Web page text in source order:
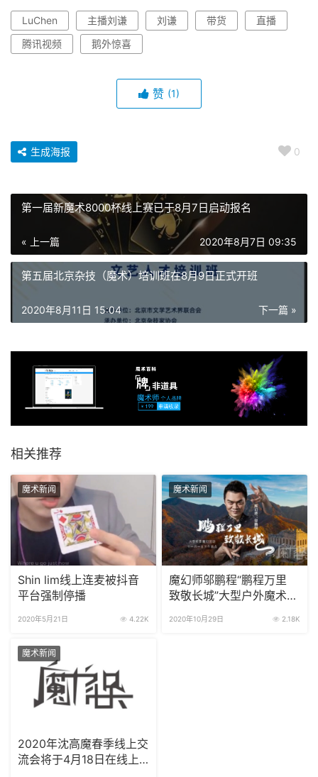
LuChen 主播刘谦 刘谦 带货
直播
腾讯视频
鹅外惊喜
赞 (1)
0
生成海报
第一届新魔术8000杯线上赛已于8月7日启动报名
« 上一篇 2020年8月7日 09:35
第五届北京杂技（魔术）培训班在8月9日正式开班
下一篇 »
2020年8月11日 15:04
相关推荐
魔术新闻
Shin lim线上连麦被抖音
平台强制停播
2020年5月21日 4.22K
魔术新闻
魔幻师邬鹏程“鹏程万里
致敬长城”大型户外魔术演
2020年10月29日 2.18K
魔术新闻
2020年沈高魔春季线上交
流会将于4月18日在线上